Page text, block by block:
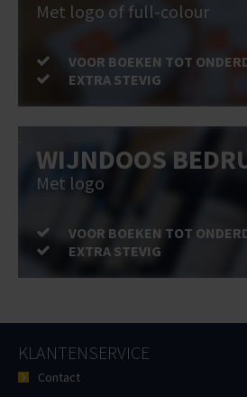
Met logo of full-colour
VOOR BOEKEN TOT
EXTRA STEVIG
WIJNDOOS
Met logo
VOOR BOEKEN TOT
EXTRA STEVIG
KLANTENSERVICE
Contact